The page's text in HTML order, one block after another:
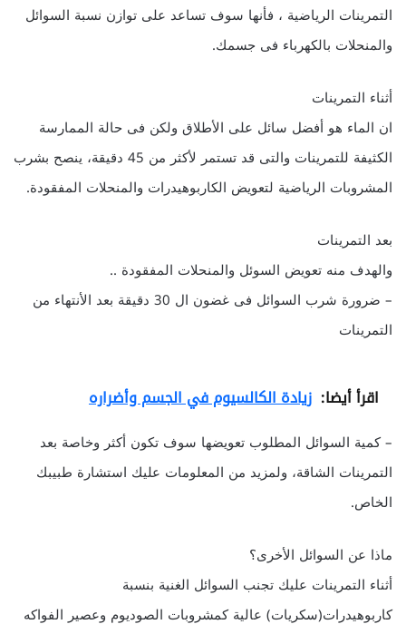
التمرينات الرياضية ، فأنها سوف تساعد على توازن نسبة السوائل
والمنحلات بالكهرباء فى جسمك.
أثناء التمرينات
ان الماء هو أفضل سائل على الأطلاق ولكن فى حالة الممارسة
الكثيفة للتمرينات والتى قد تستمر لأكثر من 45 دقيقة، ينصح بشرب
المشروبات الرياضية لتعويض الكاربوهيدرات والمنحلات المفقودة.
بعد التمرينات
والهدف منه تعويض السوئل والمنحلات المفقودة ..
– ضرورة شرب السوائل فى غضون ال 30 دقيقة بعد الأنتهاء من
التمرينات
اقرأ أيضا: زيادة الكالسيوم في الجسم وأضراره
– كمية السوائل المطلوب تعويضها سوف تكون أكثر وخاصة بعد
التمرينات الشاقة، ولمزيد من المعلومات عليك استشارة طبيبك
الخاص.
ماذا عن السوائل الأخرى؟
أثناء التمرينات عليك تجنب السوائل الغنية بنسبة
كاربوهيدرات(سكريات) عالية كمشروبات الصوديوم وعصير الفواكه